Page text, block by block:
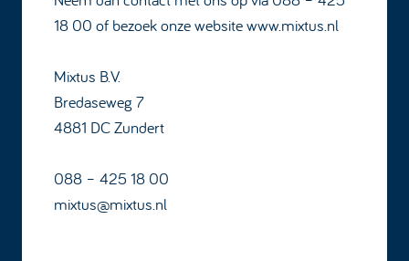
18 00 of bezoek onze websitewww.mixtus.nl
Mixtus B.V.
Bredaseweg 7
4881 DC Zundert
088 – 425 18 00
mixtus@mixtus.nl